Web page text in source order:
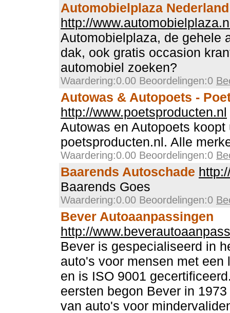
Automobielplaza
http://
Automobielplaza, de gehele
dak, ook gratis occasion
automobiel zoeken?
Waardering:0.00 Beoordelingen:0
Autowas & Autopoets -
http://www.poetsproducten.nl
Autowas en Autopoets
poetsproducten.nl. Alle
Waardering:0.00 Beoordelingen:0
Baarends Autoschade
Baarends Goes
Waardering:0.00 Beoordelingen:0
Bever Autoaanpassingen
http://
Bever is gespecialiseerd in
auto's voor mensen met
en is ISO 9001
eersten begon Bever in
van auto's voor